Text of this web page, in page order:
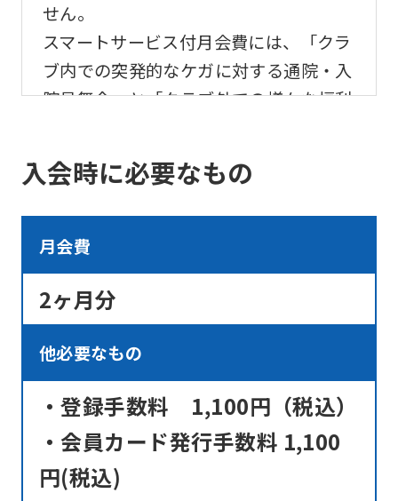
せん。
スマートサービス付月会費には、「クラ
ブ内での突発的なケガに対する通院・入
院見舞金」と「クラブ外での様々な福利
サービス』がプラスされております。
スマートサービスについて
入会時に必要なもの
月会費
2ヶ月分
他必要なもの
・登録手数料 1,100円（税込）
・会員カード発行手数料 1,100
円(税込)
not
be
an
The
the
content.
We
ask
that